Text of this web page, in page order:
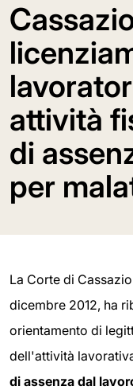
attività
di
per
La Corte di
dicembre 2012, ha
orientamento di
dell'attività
di assenza dal